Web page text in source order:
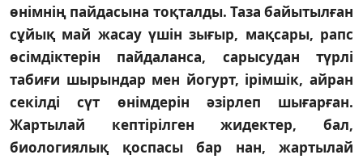
өнімнің пайдасына тоқталды. Таза байытылған
сұйық май жасау үшін зығыр, мақсары, рапс
өсімдіктерін пайдаланса, сарысудан түрлі
табиғи шырындар мен йогурт, ірімшік, айран
секілді сүт өнімдерін әзірлеп шығарған.
Жартылай кептірілген жидектер, бал,
биологиялық қоспасы бар нан, жартылай